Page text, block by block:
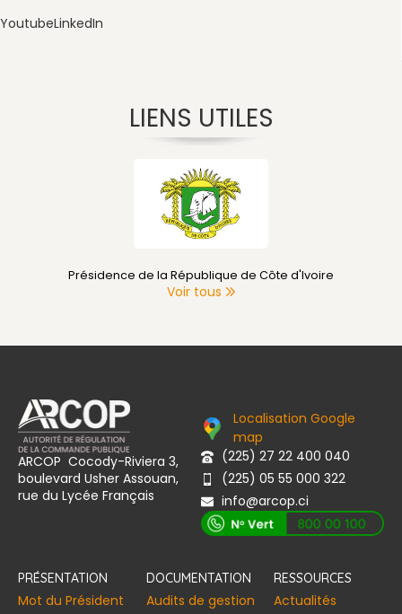
YoutubeLinkedIn
LIENS UTILES
Présidence de la République de Côte d'Ivoire
Voir tous
ARCOP Cocody-Riviera 3,
boulevard Usher Assouan,
rue du Lycée Français
Localisation Google
map
(225) 27 22 400 040
(225) 05 55 000 322
info@arcop.ci
PRÉSENTATION
Mot du Président
DOCUMENTATION
Audits de gestion
RESSOURCES
Actualités